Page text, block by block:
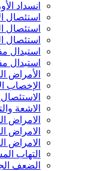
انسداد
استئصال
استئصال
استئصال
استبدال
استبدال
الأمراض
الإخصاب
الاشعة
الامراض
الامراض
الامراض
التهاب
الضعف